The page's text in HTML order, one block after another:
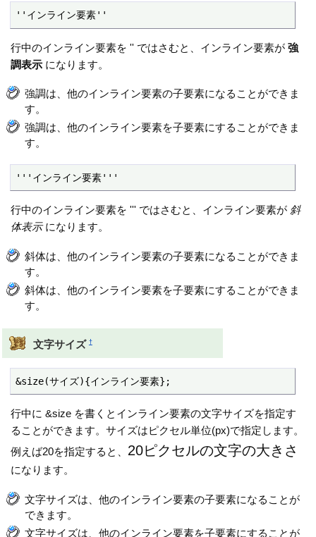
''インライン要素''
行中のインライン要素を '' ではさむと、インライン要素が強
調表示 になります。
強調は、他のインライン要素の子要素になることができま
す。
強調は、他のインライン要素を子要素にすることができま
す。
'''インライン要素'''
行中のインライン要素を ''' ではさむと、インライン要素が 斜
体表示になります。
斜体は、他のインライン要素の子要素になることができま
す。
斜体は、他のインライン要素を子要素にすることができま
す。
文字サイズ †
&size(サイズ){インライン要素};
行中に &size を書くとインライン要素の文字サイズを指定す
ることができます。サイズはピクセル単位(px)で指定します。
例えば20を指定すると、 20ピクセルの文字の大きさ
になります。
文字サイズは、他のインライン要素の子要素になることが
できます。
文字サイズは、他のインライン要素を子要素にすることが